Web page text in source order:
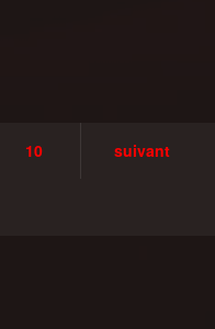
10 suivant